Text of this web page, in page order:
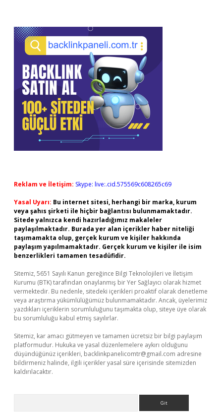
Reklam ve İletişim: Skype: live:.cid.575569c608265c69
Yasal Uyarı: Bu internet sitesi, herhangi bir marka, kurum
veya şahıs şirketi ile hiçbir bağlantısı bulunmamaktadır.
Sitede yalnızca kendi hazırladığımız makaleler
paylaşılmaktadır. Burada yer alan içerikler haber niteliği
taşımamakta olup, gerçek kurum ve kişiler hakkında
paylaşım yapılmamaktadır. Gerçek kurum ve kişiler ile isim
benzerlikleri tamamen tesadüfidir.
Sitemiz, 5651 Sayılı Kanun gereğince Bilgi Teknolojileri ve İletişim
Kurumu (BTK) tarafından onaylanmış bir Yer Sağlayıcı olarak hizmet
vermektedir. Bu nedenle, sitedeki içerikleri proaktif olarak denetleme
veya araştırma yükümlülüğümüz bulunmamaktadır. Ancak, üyelerimiz
yazdıkları içeriklerin sorumluluğunu taşımakta olup, siteye üye olarak
bu sorumluluğu kabul etmiş sayılırlar.
Sitemiz, kar amacı gütmeyen ve tamamen ücretsiz bir bilgi paylaşım
platformudur. Hukuka ve yasal düzenlemelere aykırı olduğunu
düşündüğünüz içerikleri, backlinkpanelicomtr@gmail.com adresine
bildirmeniz halinde, ilgili içerikler yasal süre içerisinde sitemizden
kaldırılacaktır.